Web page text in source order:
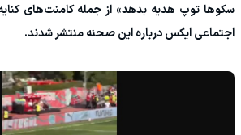
سکوها توپ هدیه بدهد» از جمله کامنت‌های
اجتماعی ایکس درباره این صحنه منتشر شدند.